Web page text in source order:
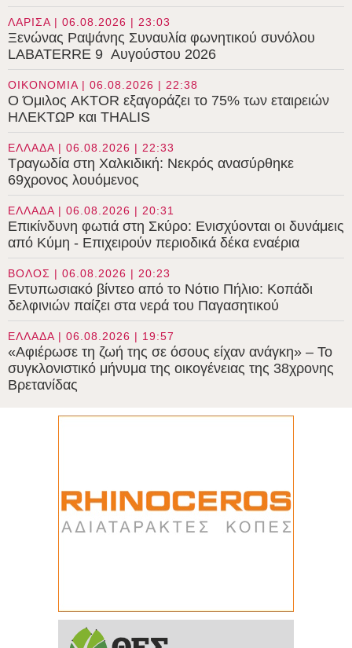
ΛΑΡΙΣΑ | 06.08.2026 | 23:03
Ξενώνας Ραψάνης Συναυλία φωνητικού συνόλου
LABATERRE 9 Αυγούστου 2026
ΟΙΚΟΝΟΜΙΑ | 06.08.2026 | 22:38
Ο Όμιλος AKTOR εξαγοράζει το 75% των εταιρειών
ΗΛΕΚΤΩΡ και THALIS
ΕΛΛΑΔΑ | 06.08.2026 | 22:33
Τραγωδία στη Χαλκιδική: Νεκρός ανασύρθηκε
69χρονος λουόμενος
ΕΛΛΑΔΑ | 06.08.2026 | 20:31
Επικίνδυνη φωτιά στη Σκύρο: Ενισχύονται οι δυνάμεις
από Κύμη - Επιχειρούν περιοδικά δέκα εναέρια
ΒΟΛΟΣ | 06.08.2026 | 20:23
Εντυπωσιακό βίντεο από το Νότιο Πήλιο: Κοπάδι
δελφινιών παίζει στα νερά του Παγασητικού
ΕΛΛΑΔΑ | 06.08.2026 | 19:57
«Αφιέρωσε τη ζωή της σε όσους είχαν ανάγκη» – Το
συγκλονιστικό μήνυμα της οικογένειας της 38χρονης
Βρετανίδας